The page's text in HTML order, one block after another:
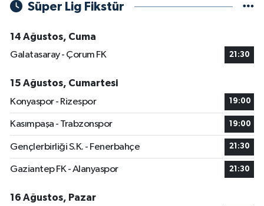
Süper Lig Fikstür
14 Ağustos, Cuma
Galatasaray - Çorum FK
21:30
15 Ağustos, Cumartesi
Konyaspor - Rizespor
19:00
Kasımpaşa - Trabzonspor 19:00
Gençlerbirliği S.K. - Fenerbahçe 21:30
Gaziantep FK - Alanyaspor 21:30
16 Ağustos, Pazar